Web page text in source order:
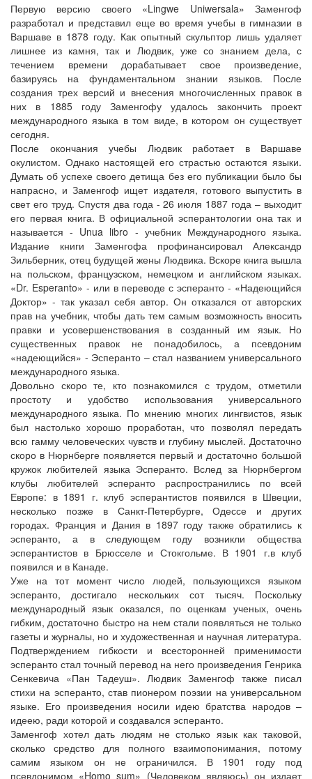
Первую версию своего «Lingwe Uniwersala» Заменгоф
разработал и представил еще во время учебы в гимназии в
Варшаве в 1878 году. Как опытный скульптор лишь удаляет
лишнее из камня, так и Людвик, уже со знанием дела, с
течением времени дорабатывает свое произведение,
базируясь на фундаментальном знании языков. После
создания трех версий и внесения многочисленных правок в
них в 1885 году Заменгофу удалось закончить проект
международного языка в том виде, в котором он существует
сегодня.
После окончания учебы Людвик работает в Варшаве
окулистом. Однако настоящей его страстью остаются языки.
Думать об успехе своего детища без его публикации было бы
напрасно, и Заменгоф ищет издателя, готового выпустить в
свет его труд. Спустя два года - 26 июля 1887 года – выходит
его первая книга. В официальной эсперантологии она так и
называется - Unua libro - учебник Международного языка.
Издание книги Заменгофа профинансировал Александр
Зильберник, отец будущей жены Людвика. Вскоре книга вышла
на польском, французском, немецком и английском языках.
«Dr. Esperanto» - или в переводе с эсперанто - «Надеющийся
Доктор» - так указал себя автор. Он отказался от авторских
прав на учебник, чтобы дать тем самым возможность вносить
правки и усовершенствования в созданный им язык. Но
существенных правок не понадобилось, а псевдоним
«надеющийся» - Эсперанто – стал названием универсального
международного языка.
Довольно скоро те, кто познакомился с трудом, отметили
простоту и удобство использования универсального
международного языка. По мнению многих лингвистов, язык
был настолько хорошо проработан, что позволял передать
всю гамму человеческих чувств и глубину мыслей. Достаточно
скоро в Нюрнберге появляется первый и достаточно большой
кружок любителей языка Эсперанто. Вслед за Нюрнбергом
клубы любителей эсперанто распространились по всей
Европе: в 1891 г. клуб эсперантистов появился в Швеции,
несколько позже в Санкт-Петербурге, Одессе и других
городах. Франция и Дания в 1897 году также обратились к
эсперанто, а в следующем году возникли общества
эсперантистов в Брюсселе и Стокгольме. В 1901 г.в клуб
появился и в Канаде.
Уже на тот момент число людей, пользующихся языком
эсперанто, достигало нескольких сот тысяч. Поскольку
международный язык оказался, по оценкам ученых, очень
гибким, достаточно быстро на нем стали появляться не только
газеты и журналы, но и художественная и научная литература.
Подтверждением гибкости и всесторонней применимости
эсперанто стал точный перевод на него произведения Генрика
Сенкевича «Пан Тадеуш». Людвик Заменгоф также писал
стихи на эсперанто, став пионером поэзии на универсальном
языке. Его произведения носили идею братства народов –
идеею, ради которой и создавался эсперанто.
Заменгоф хотел дать людям не столько язык как таковой,
сколько средство для полного взаимопонимания, потому
самим языком он не ограничился. В 1901 году под
псевдонимом «Homo sum» (Человеком являюсь) он издает